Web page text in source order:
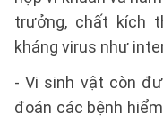
trưởng, chất kích
kháng virus như
- Vi sinh vật còn
đoán các bệnh